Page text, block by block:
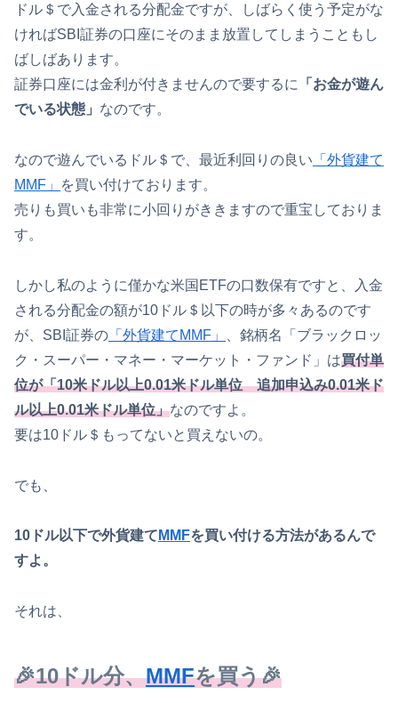
ドル＄で入金される分配金ですが、しばらく使う予定がな
ければSBI証券の口座にそのまま放置してしまうこともし
ばしばあります。
証券口座には金利が付きませんので要するに
「お金が遊ん
でいる状態」 なのです。
なので遊んでいるドル＄で、最近利回りの良い 「 外貨建て
MMF」
を買い付けております。
売りも買いも非常に小回りがききますので重宝しておりま
す。
しかし私のように僅かな米国ETFの口数保有ですと、入金
される分配金の額が10ドル＄以下の時が多々あるのです
が、SBI証券の 「外貨建てMMF」
、銘柄名「ブラックロッ
ク・スーパー・マネー・マーケット・ファンド」は買付単
位が「10米ドル以上0.01米ドル単位 追加申込み0.01米ド
ル以上0.01米ドル単位」なのですよ。
要は10ドル＄もってないと買えないの。
でも、
10ドル以下で外貨建て MMFを買い付ける方法があるんで
すよ。
それは、
🎉10ドル分、MMFを買う🎉